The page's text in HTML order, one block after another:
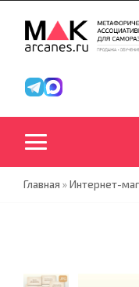
Главная »Интернет-